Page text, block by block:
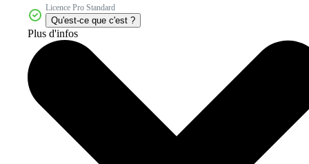
Licence Pro Standard
Qu'est-ce que c'est ?
Plus d'infos